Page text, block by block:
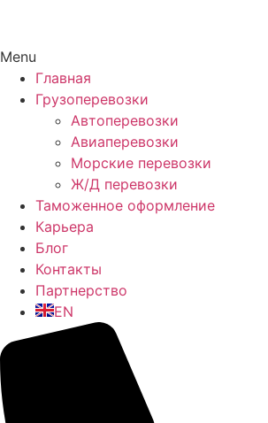
Menu
Главная
Грузоперевозки
Автоперевозки
Авиаперевозки
Морские перевозки
Ж/Д перевозки
Таможенное оформление
Карьера
Блог
Контакты
Партнерство
EN